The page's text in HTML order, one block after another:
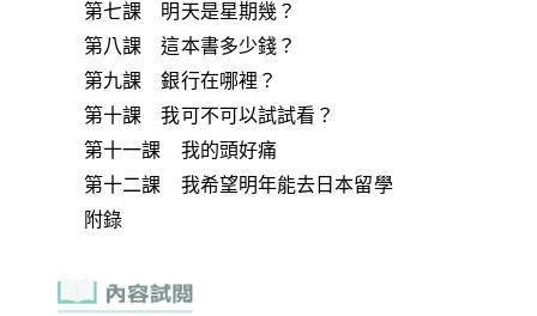
第七課 明天是星期幾？
第八課 這本書多少錢？
第九課 銀行在哪裡？
第十課 我可不可以試試看？
第十一課 我的頭好痛
第十二課 我希望明年能去日本留學
附錄